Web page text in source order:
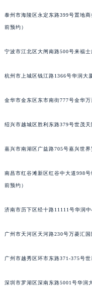
泰州市海陵区永定东路399号置地
前预约）
宁波市江北区大闸南路500号来福
杭州市上城区钱江路1366号华润大
金华市金东区东市南街777号金华
绍兴市越城区胜利东路379号世茂
嘉兴市南湖区广益路705号嘉兴世
南昌市红谷滩新区红谷中大道998
前预约）
济南市历下区经十路11111号华润
广州市天河区天河路230号万菱汇
广州市越秀区环市东路371-375号
深圳市罗湖区深南东路5001号华润